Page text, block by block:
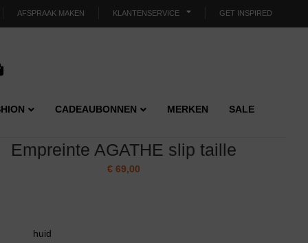
AFSPRAAK MAKEN KLANTENSERVICE GET INSPIRED
CADEAUBONNEN MERKEN SALE
Empreinte AGATHE slip taille
€ 69,00
huid